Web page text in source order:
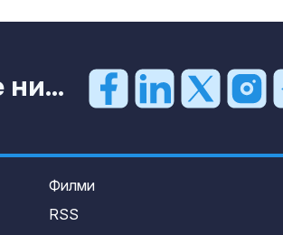
ни...
Филми
RSS